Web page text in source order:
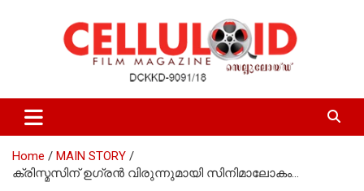
celluloid
Home
MAIN STORY
ക്രിസ്മസിന് ഉഗ്രന്‍ വിരുന്നുമായി സിനിമാലോകം…